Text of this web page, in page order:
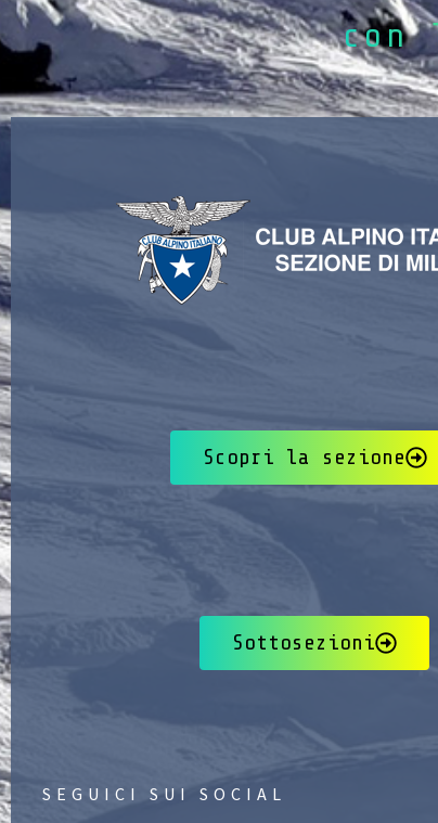
con
Scopri la sezione
Sottosezioni
SEGUICI SUI SOCIAL